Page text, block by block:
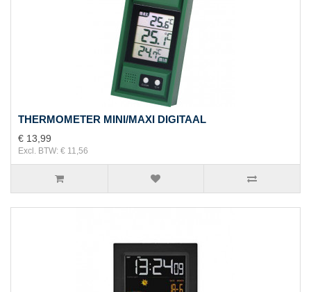
THERMOMETER MINI/MAXI DIGITAAL
€ 13,99
Excl. BTW: € 11,56